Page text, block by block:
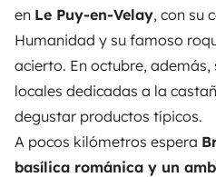
en Le Puy-en-Velay, con su
Humanidad y su famoso
acierto. En octubre, además,
locales dedicadas a la
degustar productos típicos.
A pocos kilómetros espera
basílica románica y un